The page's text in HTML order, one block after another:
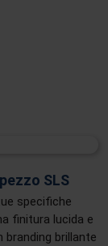
SLS
specifiche
finitura lucida e
brillante